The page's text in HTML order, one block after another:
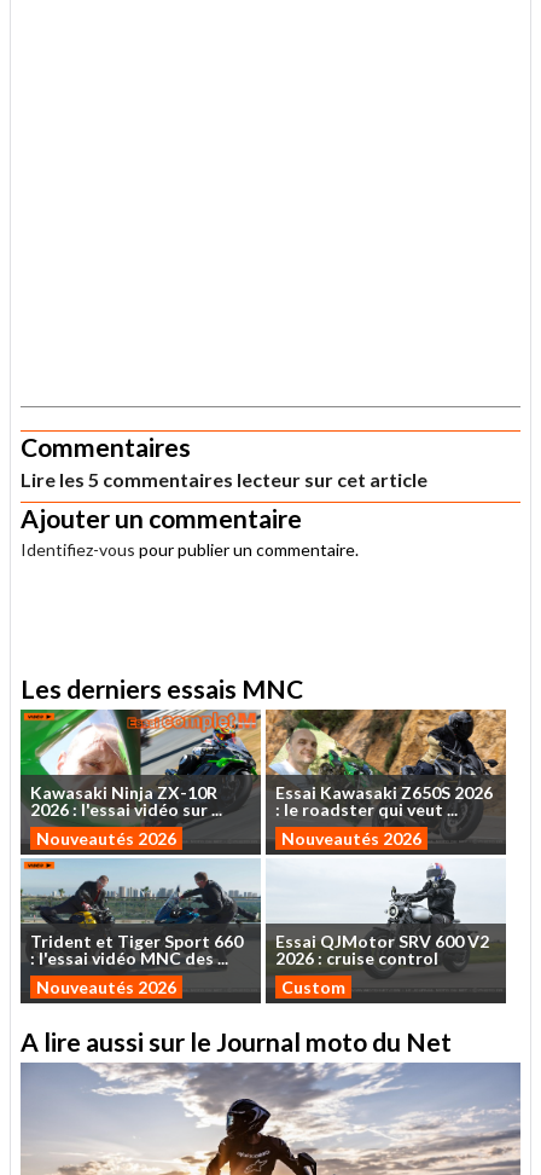
Commentaires
Lire les 5 commentaires lecteur sur cet article
Ajouter un commentaire
Identifiez-vous pour publier un commentaire.
Les derniers essais MNC
Kawasaki NinjaZX-10R
2026: l'essaividéo sur...
Nouveautés 2026
Essai KawasakiZ650S 2026
: le roadsterquiveut ...
Nouveautés 2026
Trident et TigerSport 660
: l'essaividéoMNCdes...
Nouveautés 2026
EssaiQJMotorSRV 600V2
2026 : cruise control
Custom
A lire aussi sur le Journal moto du Net